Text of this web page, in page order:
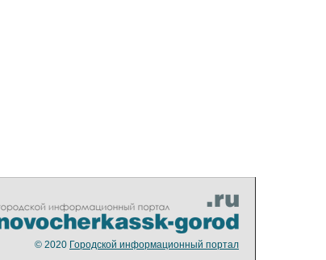
© 2020 Городской информационный портал